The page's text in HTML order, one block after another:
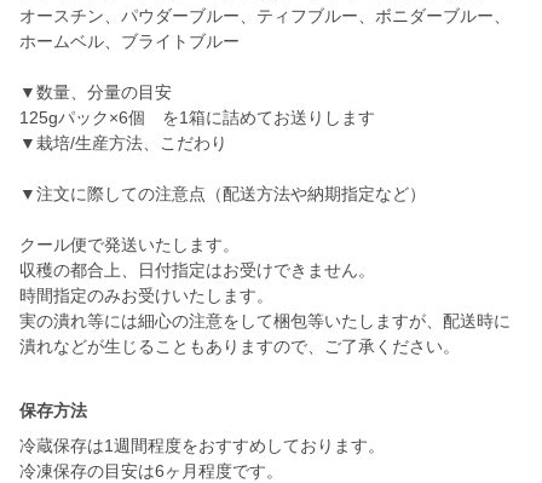
オースチン、パウダーブルー、ティフブルー、ボニダーブルー、
ホームベル、ブライトブルー
▼数量、分量の目安
125gパック×6個 を1箱に詰めてお送りします
▼栽培/生産方法、こだわり
▼注文に際しての注意点（配送方法や納期指定など）
クール便で発送いたします。
収穫の都合上、日付指定はお受けできません。
時間指定のみお受けいたします。
実の潰れ等には細心の注意をして梱包等いたしますが、配送時に
潰れなどが生じることもありますので、ご了承ください。
保存方法
冷蔵保存は1週間程度をおすすめしております。
冷凍保存の目安は6ヶ月程度です。